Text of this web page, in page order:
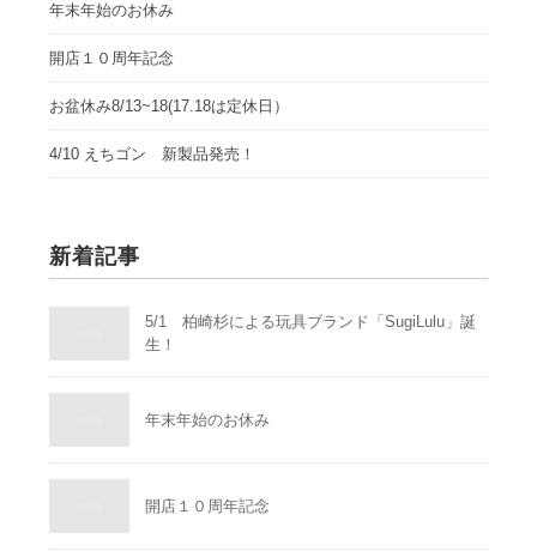
年末年始のお休み
開店１０周年記念
お盆休み8/13~18(17.18は定休日）
4/10 えちゴン 新製品発売！
新着記事
5/1 柏崎杉による玩具ブランド「SugiLulu」誕
生！
年末年始のお休み
開店１０周年記念